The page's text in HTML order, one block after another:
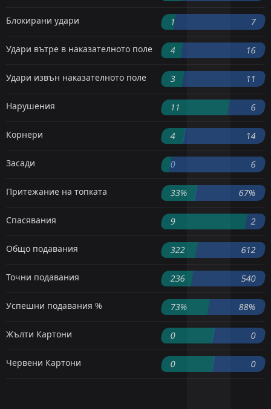
Блокирани удари 1 7
Удари вътре в наказателното поле 4 16
Удари извън наказателното поле 3 11
Нарушения 11 6
Корнери 4 14
Засади 0 6
Притежание на топката 33% 67%
Спасявания 9 2
Общо подавания 322 612
Точни подавания 236 540
Успешни подавания % 73% 88%
Жълти Картони 0 0
Червени Картони 0 0